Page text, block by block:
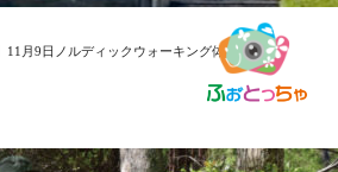
11月9日ノルディックウォーキング体験会